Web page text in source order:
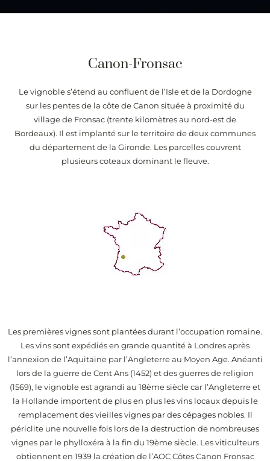
Canon-Fronsac
Le vignoble s’étend au confluent de l’Isle et de la Dordogne
sur les pentes de la côte de Canon située à proximité du
village de Fronsac (trente kilomètres au nord-est de
Bordeaux). Il est implanté sur le territoire de deux communes
du département de la Gironde. Les parcelles couvrent
plusieurs coteaux dominant le fleuve.
Les premières vignes sont plantées durant l’occupation romaine.
Les vins sont expédiés en grande quantité à Londres après
l’annexion de l’Aquitaine par l’Angleterre au Moyen Age. Anéanti
lors de la guerre de Cent Ans (1452) et des guerres de religion
(1569), le vignoble est agrandi au 18ème siècle car l’Angleterre et
la Hollande importent de plus en plus les vins locaux depuis le
remplacement des vieilles vignes par des cépages nobles. Il
périclite une nouvelle fois lors de la destruction de nombreuses
vignes par le phylloxéra à la fin du 19ème siècle. Les viticulteurs
obtiennent en 1939 la création de l’AOC Côtes Canon Fronsac